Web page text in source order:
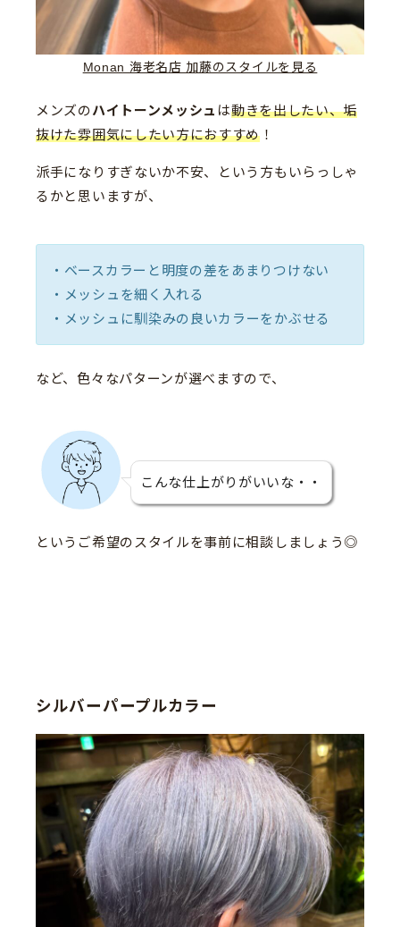
Monan 海老名店 加藤のスタイルを見る
メンズのハイトーンメッシュ は動きを出したい、垢
抜けた雰囲気にしたい方におすすめ ！
派手になりすぎないか不安、という方もいらっしゃ
るかと思いますが、
・ベースカラーと明度の差をあまりつけない
・メッシュを細く入れる
・メッシュに馴染みの良いカラーをかぶせる
など、色々なパターンが選べますので、
こんな仕上がりがいいな・・
というご希望のスタイルを事前に相談しましょう◎
シルバーパープルカラー